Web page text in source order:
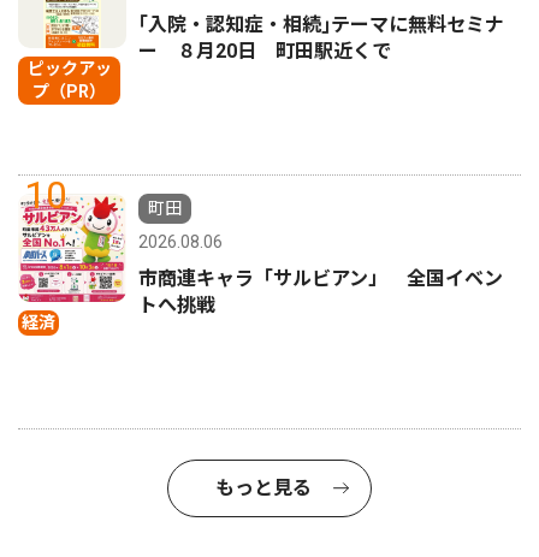
ピックアッ
プ（PR）
｢入院・認知症・相続｣テーマに無料セミナ
ー ８月20日 町田駅近くで
10
経済
町田
2026.08.06
市商連キャラ「サルビアン」 全国イベン
トへ挑戦
もっと見る